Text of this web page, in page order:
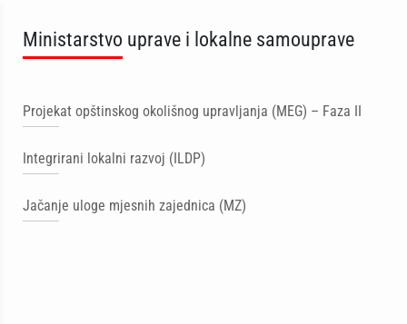
Ministarstvo uprave i lokalne samouprave
Projekat opštinskog okolišnog upravljanja (MEG) – Faza II
Integrirani lokalni razvoj (ILDP)
Jačanje uloge mjesnih zajednica (MZ)